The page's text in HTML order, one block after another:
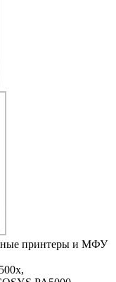
принтеры и МФУ